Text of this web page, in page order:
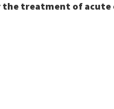
the treatment of